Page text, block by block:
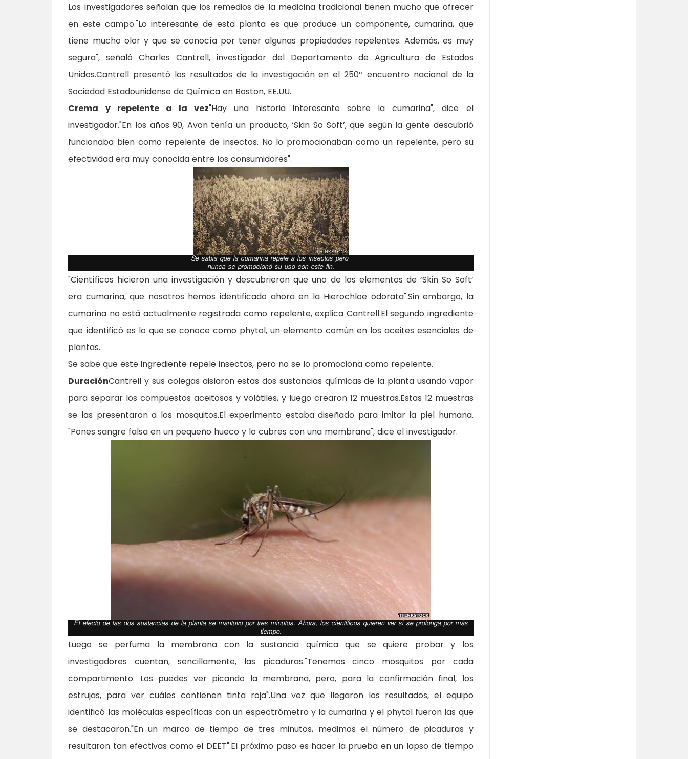
Los investigadores señalan que los remedios de la medicina tradicional tienen mucho que ofrecer
en este campo."Lo interesante de esta planta es que produce un componente, cumarina, que
tiene mucho olor y que se conocía por tener algunas propiedades repelentes. Además, es muy
segura", señaló Charles Cantrell, investigador del Departamento de Agricultura de Estados
Unidos.Cantrell presentó los resultados de la investigación en el 250º encuentro nacional de la
Sociedad Estadounidense de Química en Boston, EE.UU.
Crema y repelente a la vez"Hay una historia interesante sobre la cumarina", dice el
investigador."En los años 90, Avon tenía un producto, ‘Skin So Soft’, que según la gente descubrió
funcionaba bien como repelente de insectos. No lo promocionaban como un repelente, pero su
efectividad era muy conocida entre los consumidores".
Se sabía que la cumarina repele a los insectos pero
nunca se promocionó su uso con este fin.
"Científicos hicieron una investigación y descubrieron que uno de los elementos de ‘Skin So Soft’
era cumarina, que nosotros hemos identificado ahora en la Hierochloe odorata".Sin embargo, la
cumarina no está actualmente registrada como repelente, explica Cantrell.El segundo ingrediente
que identificó es lo que se conoce como phytol, un elemento común en los aceites esenciales de
plantas.
Se sabe que este ingrediente repele insectos, pero no se lo promociona como repelente.
DuraciónCantrell y sus colegas aislaron estas dos sustancias químicas de la planta usando vapor
para separar los compuestos aceitosos y volátiles, y luego crearon 12 muestras.Estas 12 muestras
se las presentaron a los mosquitos.El experimento estaba diseñado para imitar la piel humana.
"Pones sangre falsa en un pequeño hueco y lo cubres con una membrana", dice el investigador.
El efecto de las dos sustancias de la planta se mantuvo por tres minutos. Ahora, los científicos quieren ver si se prolonga por más
tiempo.
Luego se perfuma la membrana con la sustancia química que se quiere probar y los
investigadores cuentan, sencillamente, las picaduras."Tenemos cinco mosquitos por cada
compartimento. Los puedes ver picando la membrana, pero, para la confirmación final, los
estrujas, para ver cuáles contienen tinta roja".Una vez que llegaron los resultados, el equipo
identificó las moléculas específicas con un espectrómetro y la cumarina y el phytol fueron las que
se destacaron."En un marco de tiempo de tres minutos, medimos el número de picaduras y
resultaron tan efectivas como el DEET".El próximo paso es hacer la prueba en un lapso de tiempo